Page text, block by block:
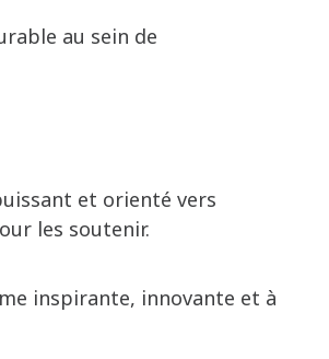
au sein de
et orienté vers
les soutenir.
inspirante, innovante et à